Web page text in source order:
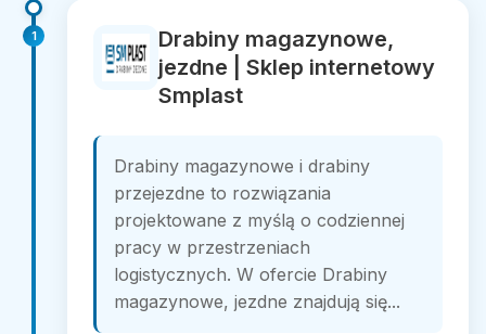
1
Drabiny magazynowe,
jezdne | Sklep internetowy
Smplast
Drabiny magazynowe i drabiny
przejezdne to rozwiązania
projektowane z myślą o codziennej
pracy w przestrzeniach
logistycznych. W ofercie Drabiny
magazynowe, jezdne znajdują się...